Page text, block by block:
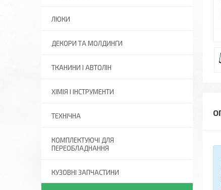
ЛЮКИ
ДЕКОРИ ТА МОЛДИНГИ
ТКАНИНИ І АВТОЛІН
ХІМІЯ І ІНСТРУМЕНТИ
ТЕХНІЧНА
КОМПЛЕКТУЮЧІ ДЛЯ
ПЕРЕОБЛАДНАННЯ
КУЗОВНІ ЗАПЧАСТИНИ